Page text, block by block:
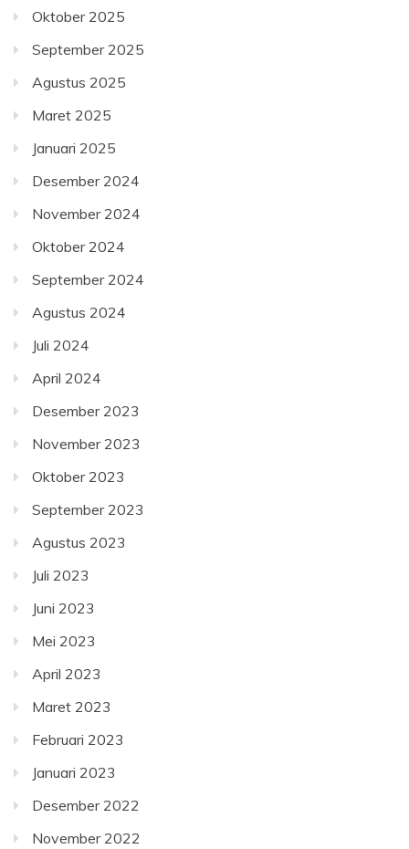
Oktober 2025
September 2025
Agustus 2025
Maret 2025
Januari 2025
Desember 2024
November 2024
Oktober 2024
September 2024
Agustus 2024
Juli 2024
April 2024
Desember 2023
November 2023
Oktober 2023
September 2023
Agustus 2023
Juli 2023
Juni 2023
Mei 2023
April 2023
Maret 2023
Februari 2023
Januari 2023
Desember 2022
November 2022